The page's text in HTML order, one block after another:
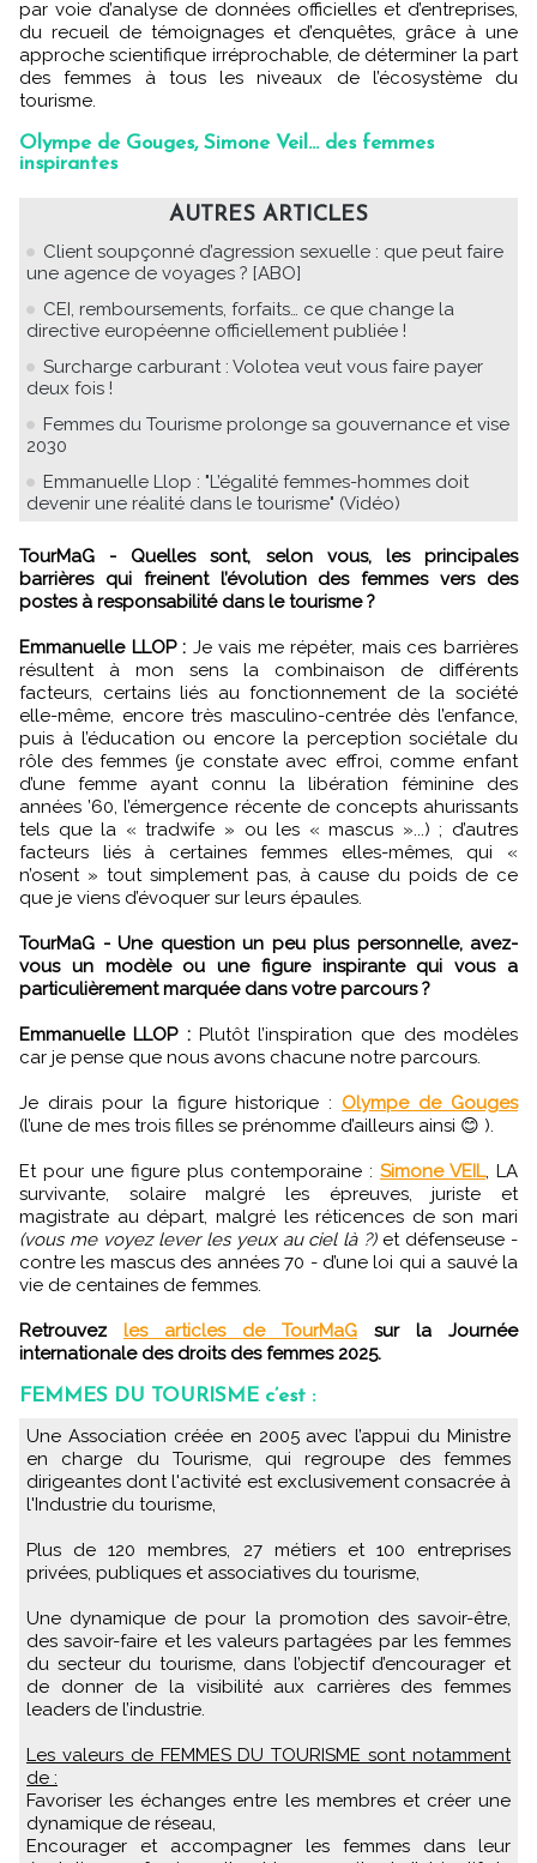
par voie d’analyse de données officielles et d’entreprises,
du recueil de témoignages et d’enquêtes, grâce à une
approche scientifique irréprochable, de déterminer la part
des femmes à tous les niveaux de l’écosystème du
tourisme.
Olympe de Gouges, Simone Veil... des femmes
inspirantes
AUTRES ARTICLES
Client soupçonné d’agression sexuelle : que peut faire
une agence de voyages ? [ABO]
CEI, remboursements, forfaits… ce que change la
directive européenne officiellement publiée !
Surcharge carburant : Volotea veut vous faire payer
deux fois !
Femmes du Tourisme prolonge sa gouvernance et vise
2030
Emmanuelle Llop : "L’égalité femmes-hommes doit
devenir une réalité dans le tourisme" (Vidéo)
TourMaG - Quelles sont, selon vous, les principales
barrières qui freinent l’évolution des femmes vers des
postes à responsabilité dans le tourisme ?
Emmanuelle LLOP : Je vais me répéter, mais ces barrières
résultent à mon sens la combinaison de différents
facteurs, certains liés au fonctionnement de la société
elle-même, encore très masculino-centrée dès l’enfance,
puis à l’éducation ou encore la perception sociétale du
rôle des femmes (je constate avec effroi, comme enfant
d’une femme ayant connu la libération féminine des
années ’60, l’émergence récente de concepts ahurissants
tels que la « tradwife » ou les « mascus »...) ; d’autres
facteurs liés à certaines femmes elles-mêmes, qui «
n’osent » tout simplement pas, à cause du poids de ce
que je viens d’évoquer sur leurs épaules.
TourMaG - Une question un peu plus personnelle, avez-
vous un modèle ou une figure inspirante qui vous a
particulièrement marquée dans votre parcours ?
Emmanuelle LLOP :Plutôt l’inspiration que des modèles
car je pense que nous avons chacune notre parcours.
Je dirais pour la figure historique : Olympe de Gouges
(l’une de mes trois filles se prénomme d’ailleurs ainsi 😊 ).
Et pour une figure plus contemporaine : Simone VEIL, LA
survivante, solaire malgré les épreuves, juriste et
magistrate au départ, malgré les réticences de son mari
(vous me voyez lever les yeux au ciel là ?)et défenseuse -
contre les mascus des années 70 - d’une loi qui a sauvé la
vie de centaines de femmes.
Retrouvez les articles de TourMaG
sur la Journée
internationale des droits des femmes 2025.
FEMMES DU TOURISME c’est :
Une Association créée en 2005 avec l’appui du Ministre
en charge du Tourisme, qui regroupe des femmes
dirigeantes dont l'activité est exclusivement consacrée à
l'Industrie du tourisme,
Plus de 120 membres, 27 métiers et 100 entreprises
privées, publiques et associatives du tourisme,
Une dynamique de pour la promotion des savoir-être,
des savoir-faire et les valeurs partagées par les femmes
du secteur du tourisme, dans l’objectif d’encourager et
de donner de la visibilité aux carrières des femmes
leaders de l’industrie.
Les valeurs de FEMMES DU TOURISME sont notamment
de :
Favoriser les échanges entre les membres et créer une
dynamique de réseau,
Encourager et accompagner les femmes dans leur